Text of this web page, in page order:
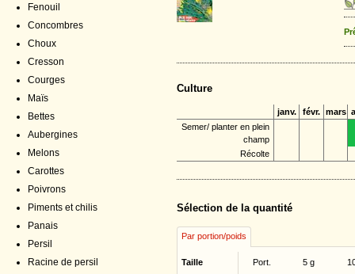
Fenouil
Concombres
Choux
Cresson
Courges
Maïs
Bettes
Aubergines
Melons
Carottes
Poivrons
Piments et chilis
Panais
Persil
Racine de persil
Culture
janv. févr. mars
Semer/ planter en plein
champ
Récolte
Sélection de la quantité
Par portion/poids
Taille Port. 5 g